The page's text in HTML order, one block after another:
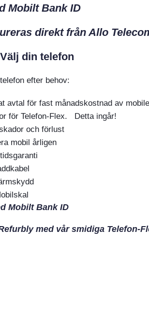
Mobilt Bank ID
direkt från Allo
din telefon
efter behov:
för fast månadskostnad av
för Telefon-Flex. Detta ingår!
och förlust
mobil årligen
Mobilt Bank ID
med vår smidiga Telefon-